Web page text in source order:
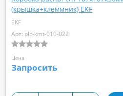
(крышка+клеммник) EKF
EKF
Арт: plc-kmt-010-022
Цена
Запросить